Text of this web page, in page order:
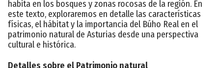
habita en los bosques y zonas rocosas de la región. En
este texto, exploraremos en detalle las características
físicas, el hábitat y la importancia del Búho Real en el
patrimonio natural de Asturias desde una perspectiva
cultural e histórica.
Detalles sobre el Patrimonio natural